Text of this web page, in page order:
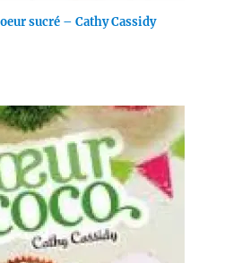
sucré – Cathy Cassidy